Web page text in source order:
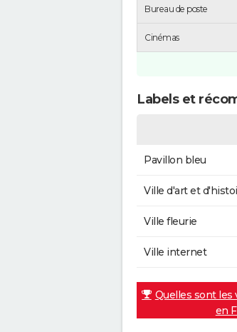
Bureau de poste
Cinémas
Labels et
Pavillon bleu
Ville d'art et
Ville fleurie
Ville internet
Quelles sont les
en